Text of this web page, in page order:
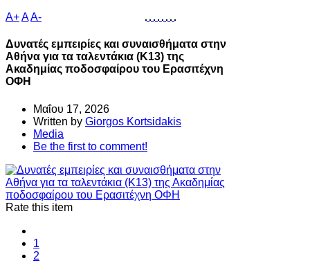
A+AA-
Δυνατές εμπειρίες και συναισθήματα στην
Αθήνα για τα ταλεντάκια (Κ13) της
Ακαδημίας ποδοσφαίρου του Ερασιτέχνη
ΟΦΗ
Μαΐου 17, 2026
Written by Giorgos Kortsidakis
Media
Be the first to comment!
Rate this item
1
2